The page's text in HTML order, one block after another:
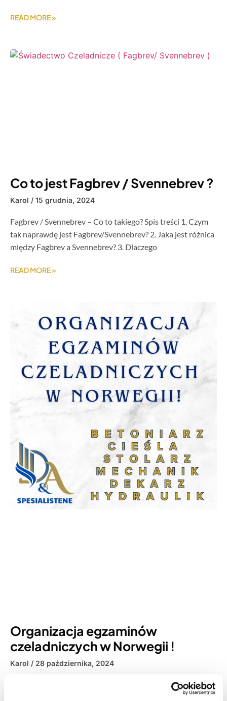
READ MORE »
Co to jest Fagbrev / Svennebrev ?
Karol 15 grudnia, 2024
Fagbrev / Svennebrev – Co to takiego? Spis treści 1. Czym
tak naprawdę jest Fagbrev/Svennebrev? 2. Jaka jest różnica
między Fagbrev a Svennebrev? 3. Dlaczego
READ MORE »
Organizacja egzaminów
czeladniczych w Norwegii !
Karol 28 października, 2024
Organizacja egzaminów czeladniczych w Norwegii ! Twoja
szansa na uznanie kwalifikacji zawodowych Norwegia